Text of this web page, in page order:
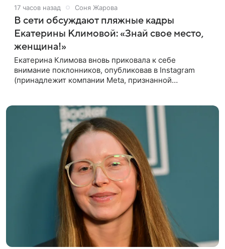
17 часов назад Соня Жарова
В сети обсуждают пляжные кадры
Екатерины Климовой: «Знай свое место,
женщина!»
Екатерина Климова вновь приковала к себе
внимание поклонников, опубликовав в Instagram
(принадлежит компании Meta, признанной